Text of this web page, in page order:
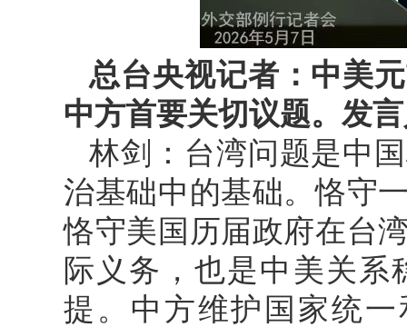
总台央视记者：中美
中方首要关切议题。发
林剑：台湾问题是中
治基础中的基础。恪守
恪守美国历届政府在台
际义务，也是中美关系
提。中方维护国家统